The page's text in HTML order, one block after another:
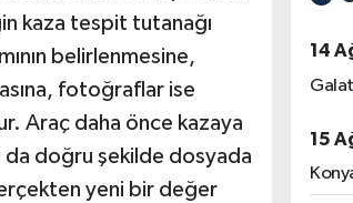
kaza tespit tutanağı
belirlenmesine,
fotoğraflar ise
Araç daha önce kazaya
da doğru şekilde dosyada
yeni bir değer
14
15